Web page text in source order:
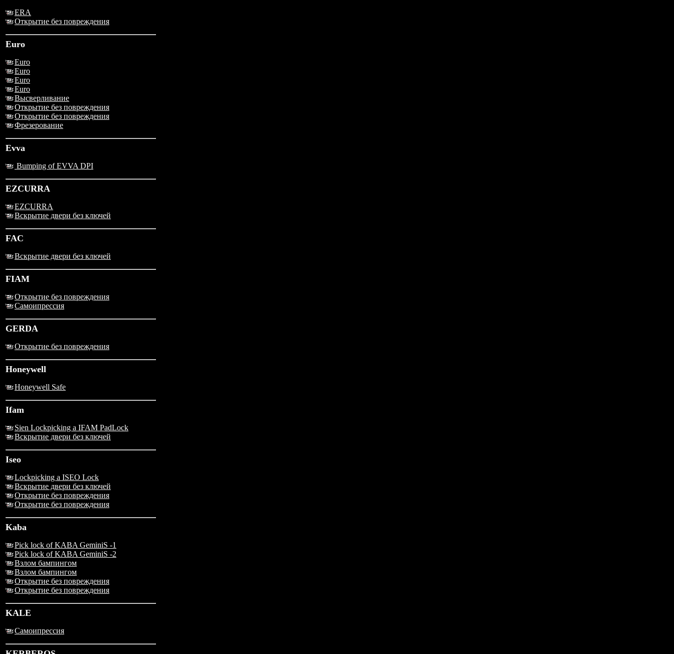
ERA
Открытие без повреждения
Euro
Euro
Euro
Euro
Euro
Высверливание
Открытие без повреждения
Открытие без повреждения
Фрезерование
Evva
Bumping of EVVA DPI
EZCURRA
EZCURRA
Вскрытие двери без ключей
FAC
Вскрытие двери без ключей
FIAM
Открытие без повреждения
Самоипрессия
GERDA
Открытие без повреждения
Honeywell
Honeywell Safe
Ifam
Sien Lockpicking a IFAM PadLock
Вскрытие двери без ключей
Iseo
Lockpicking a ISEO Lock
Вскрытие двери без ключей
Открытие без повреждения
Открытие без повреждения
Kaba
Pick lock of KABA GeminiS -1
Pick lock of KABA GeminiS -2
Взлом бампингом
Взлом бампингом
Открытие без повреждения
Открытие без повреждения
KALE
Самоипрессия